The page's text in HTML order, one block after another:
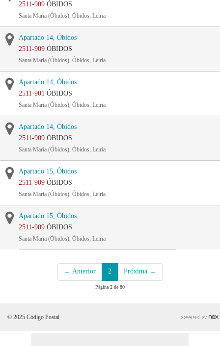
2511-909 ÓBIDOS
Santa Maria (Óbidos), Óbidos, Leiria
Apartado 14, Óbidos
2511-909 ÓBIDOS
Santa Maria (Óbidos), Óbidos, Leiria
Apartado 14, Óbidos
2511-901 ÓBIDOS
Santa Maria (Óbidos), Óbidos, Leiria
Apartado 14, Óbidos
2511-909 ÓBIDOS
Santa Maria (Óbidos), Óbidos, Leiria
Apartado 15, Óbidos
2511-909 ÓBIDOS
Santa Maria (Óbidos), Óbidos, Leiria
Apartado 15, Óbidos
2511-909 ÓBIDOS
Santa Maria (Óbidos), Óbidos, Leiria
← Anterior 2 Próxima →
Página 2 de 80
© 2025 Código Postal